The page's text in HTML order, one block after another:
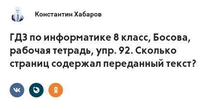
Константин Хабаров
ГДЗ по информатике 8 класс, Босова,
рабочая тетрадь, упр. 92. Сколько
страниц содержал переданный текст?